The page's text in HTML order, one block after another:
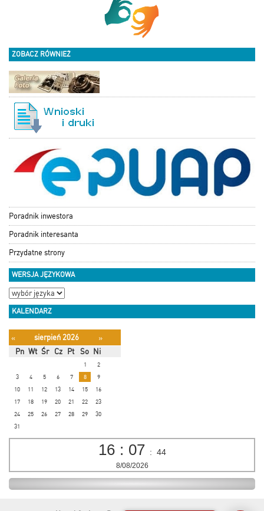
ZOBACZ RÓWNIEŻ
Poradnik inwestora
Poradnik interesanta
Przydatne strony
WERSJA JĘZYKOWA
KALENDARZ
« sierpień 2026
»
Pn Wt Śr Cz Pt So Ni
1
2
3
4 5 6 7 8
9
10
11 12 13 14 15
16
17
18 19 20 21 22
23
24
25 26 27 28 29
30
31
16 : 07 : 44
8/08/2026